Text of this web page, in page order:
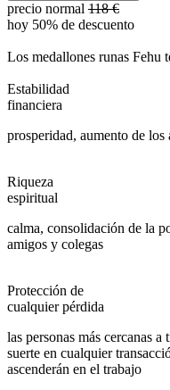
precio normal 118€
hoy 50% de descuento
Los medallones runas Fehu
Estabilidad
financiera
prosperidad, aumento de
Riqueza
espiritual
calma, consolidación de la
amigos y colegas
Protección de
cualquier pérdida
las personas más cercanas
suerte en cualquier
ascenderán en el trabajo